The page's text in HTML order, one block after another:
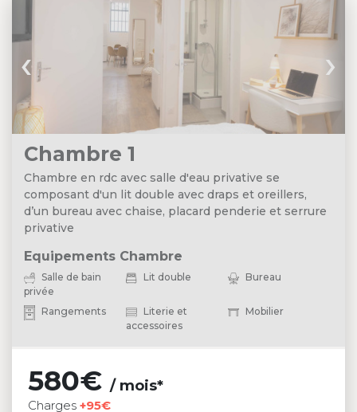
‹ ›
Chambre 1
Chambre en rdc avec salle d'eau privative se
composant d'un lit double avec draps et oreillers,
d’un bureau avec chaise, placard penderie et serrure
privative
Equipements Chambre
Salle de bain
privée
Lit double Bureau
Rangements
Literie et
accessoires
Mobilier
580€ / mois*
Charges +95€